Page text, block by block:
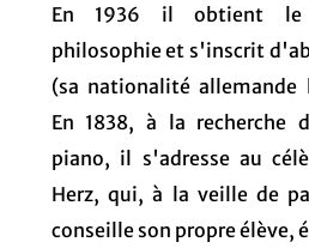
En 1936 il obtient le
philosophie et s'inscrit
(sa nationalité
En 1838, à la recherche
piano, il s'adresse au
Herz, qui, à la veille de
conseille son propre élève,